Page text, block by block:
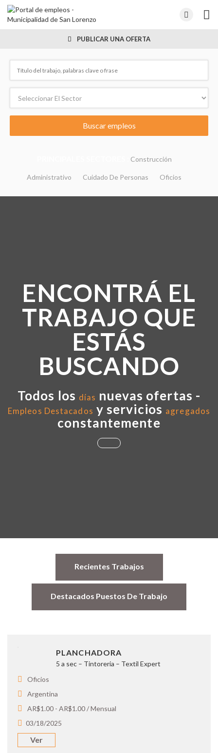
PUBLICAR UNA OFERTA
Construcción
Administrativo Cuidado De Personas Oficios
ENCONTRÁ EL
TRABAJO QUE
ESTÁS
BUSCANDO
Todos los días nuevas ofertas -
Empleos Destacados y servicios agregados
constantemente
Recientes Trabajos
Destacados Puestos De Trabajo
PLANCHADORA
5 a sec – Tintoreria – Textil Expert
Oficios
Argentina
AR$1.00 - AR$1.00 / Mensual
03/18/2025
Ver